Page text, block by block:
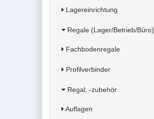
Lagereinrichtung
Regale (Lager/Betrieb/Büro)
Fachbodenregale
Profilverbinder
Regal, -zubehör
Auflagen